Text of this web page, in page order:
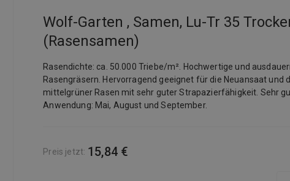
Wolf-Garten , Samen, Lu-Tr 35
(Rasensamen)
Rasendichte: ca. 50.000 Triebe/m². Hochwertige und
Rasengräsern. Hervorragend geeignet für die Neuansaat und
mittelgrüner Rasen mit sehr guter Strapazierfähigkeit. Sehr
Anwendung: Mai, August und September.
Preis jetzt: 15,84 €